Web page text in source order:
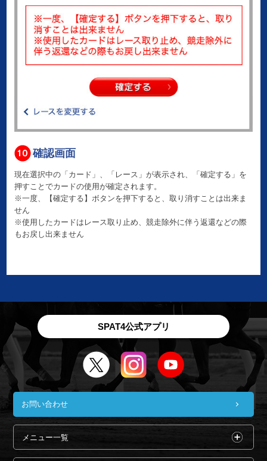
確認画面
現在選択中の「カード」、「レース」が表示され、「確定する」を
押すことでカードの使用が確定されます。
※一度、【確定する】ボタンを押下すると、取り消すことは出来ま
せん
※使用したカードはレース取り止め、競走除外に伴う返還などの際
もお戻し出来ません
SPAT4公式アプリ
お問い合わせ
メニュー一覧